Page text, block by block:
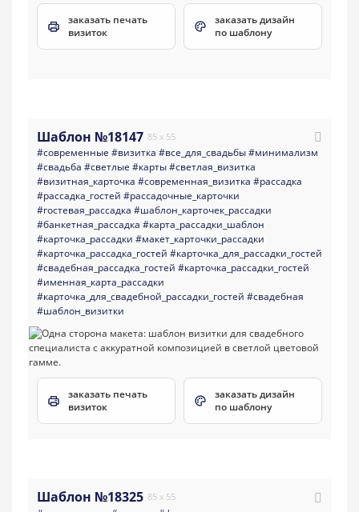
заказать печать
визиток
заказать дизайн
по шаблону
Шаблон №18147 85 x 55
#современные #визитка #все_для_свадьбы#минимализм
#свадьба #светлые #карты#светлая_визитка
#визитная_карточка #современная_визитка #рассадка
#рассадка_гостей #рассадочные_карточки
#гостевая_рассадка #шаблон_карточек_рассадки
#банкетная_рассадка #карта_рассадки_шаблон
#карточка_рассадки #макет_карточки_рассадки
#карточка_рассадка_гостей #карточка_для_рассадки_гостей
#свадебная_рассадка_гостей #карточка_рассадки_гостей
#именная_карта_рассадки
#карточка_для_свадебной_рассадки_гостей #свадебная
#шаблон_визитки
заказать печать
визиток
заказать дизайн
по шаблону
Шаблон №18325 85 x 55